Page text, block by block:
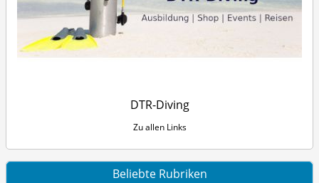
DTR-Diving
Zu allen Links
Beliebte Rubriken